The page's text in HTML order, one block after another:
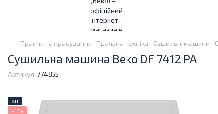
Прання та прасування Пральна техніка Сушильні машини
Сушильна машина Beko DF 7412 PA
Артикул: 774855
ХІТ
−17%